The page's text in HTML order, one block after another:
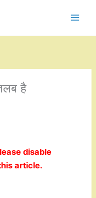
है
disable
article.